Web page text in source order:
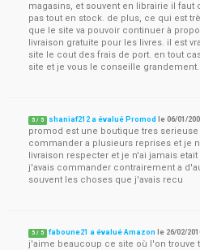
magasins, et souvent en librairie il
pas tout en stock. de plus, ce qui est
que le site va pouvoir continuer à
livraison gratuite pour les livres. il est
site le cout des frais de port. en tout
site et je vous le conseille grandement.
5 / 5 shaniaf212 a évalué Promod le06/01/
promod est une boutique tres serieuse
commander a plusieurs reprises et je
livraison respecter et je n'ai jamais
j'avais commander contrairement a
souvent les choses que j'avais recu
5 / 5 faboune21 a évalué Amazon le 26/02/
j'aime beaucoup ce site où l'on trouve